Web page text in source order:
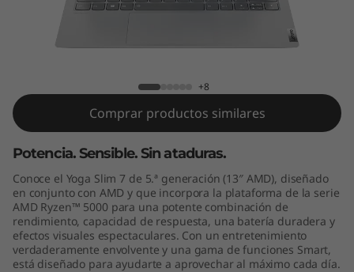
3
A
M
D
+8
Comprar productos similares
Potencia. Sensible. Sin ataduras.
Conoce el Yoga Slim 7 de 5.ª generación (13″ AMD), diseñado
en conjunto con AMD y que incorpora la plataforma de la serie
AMD Ryzen™ 5000 para una potente combinación de
rendimiento, capacidad de respuesta, una batería duradera y
efectos visuales espectaculares. Con un entretenimiento
verdaderamente envolvente y una gama de funciones Smart,
está diseñado para ayudarte a aprovechar al máximo cada día.